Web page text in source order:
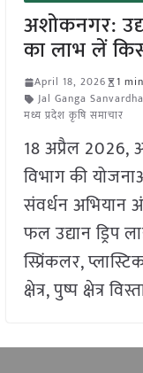
अशोकनगर:
का लाभ लें
April 18, 2026
1
Jal Ganga
मध्य प्रदेश कृषि समाचार
18 अप्रैल 2026,
विभाग की
संवर्धन अभियान
फल उद्यान ड्रिप
स्प्रिंकलर,
क्षेत्र, पुष्प क्षेत्र